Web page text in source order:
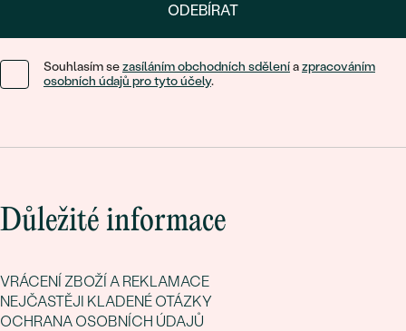
ODEBÍRAT
Souhlasím sezasíláním obchodních sděleníazpracováním
osobních údajů pro tyto účely.
Důležité informace
VRÁCENÍ ZBOŽÍ A REKLAMACE
NEJČASTĚJI KLADENÉ OTÁZKY
OCHRANA OSOBNÍCH ÚDAJŮ